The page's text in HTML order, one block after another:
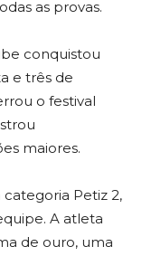
as provas.
conquistou
e três de
o festival
maiores.
Petiz 2,
A atleta
de ouro, uma